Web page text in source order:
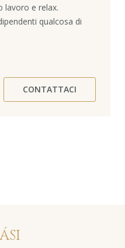
lavoro e relax.
qualcosa di
CONTATTACI